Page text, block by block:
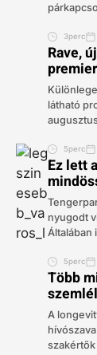
3perc
Rave,
látható
5perc
Ez lett
nyugodt
Általában
5perc
Több
A